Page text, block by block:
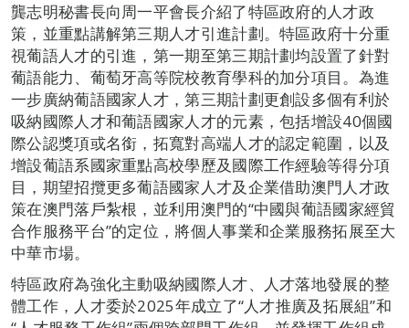
龔志明秘書長向周一平會長介紹了特區政府的人才政
策，並重點講解第三期人才引進計劃。特區政府十分重
視葡語人才的引進，第一期至第三期計劃均設置了針對
葡語能力、葡萄牙高等院校教育學科的加分項目。為進
一步廣納葡語國家人才，第三期計劃更創設多個有利於
吸納國際人才和葡語國家人才的元素，包括增設40個國
際公認獎項或名銜，拓寬對高端人才的認定範圍，以及
增設葡語系國家重點高校學歷及國際工作經驗等得分項
目，期望招攬更多葡語國家人才及企業借助澳門人才政
策在澳門落戶紮根，並利用澳門的“中國與葡語國家經貿
合作服務平台”的定位，將個人事業和企業服務拓展至大
中華市場。
特區政府為強化主動吸納國際人才、人才落地發展的整
體工作，人才委於2025年成立了“人才推廣及拓展組”和